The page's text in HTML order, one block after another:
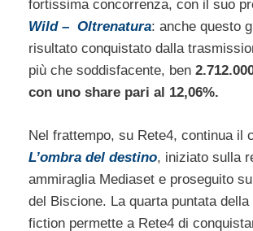
fortissima concorrenza, con il suo
Wild – Oltrenatura: anche questo
risultato conquistato dalla
più che soddisfacente, ben
con uno share pari al 12,06%.
Nel frattempo, su Rete4, continua il
L’ombra del destino, iniziato sulla
ammiraglia Mediaset e proseguito
del Biscione. La quarta puntata
fiction permette a Rete4 di